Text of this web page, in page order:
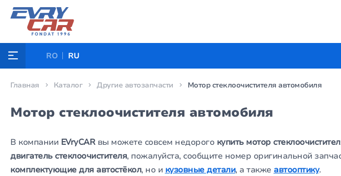
RO RU
Главная Каталог Другие автозапчасти Мотор стеклоочистителя автомобиля
Мотор стеклоочистителя автомобиля
В компании EVryCARвы можете совсем недорого купить мотор
двигатель стеклоочистителя, пожалуйста, сообщите номер оригинальной
комплектующие для автостёкол, но и кузовные детали, а также автооптику.